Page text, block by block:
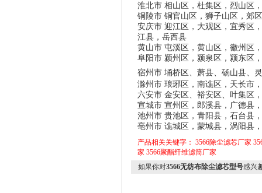
淮北市 相山区，杜集区，烈山区
铜陵市 铜官山区，狮子山区，郊
安庆市 迎江区，大观区，宜秀区
江县，岳西县
黄山市 屯溪区，黄山区，徽州区
阜阳市 颍州区，颍泉区，颍东区
宿州市 埇桥区、萧县、砀山县、
滁州市 琅琊区，南谯区，天长市
六安市 金安区、裕安区、叶集区
宣城市 宣州区，郎溪县，广德县
池州市 贵池区，青阳县，石台县
亳州市 谯城区，蒙城县，涡阳县
产品相关关键字： 3566除尘滤芯厂家
家 3566聚酯纤维滤筒厂家
如果你对3566无纺布除尘滤芯型号感兴